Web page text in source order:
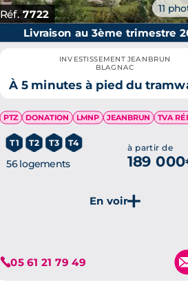
Réf.7722 11
Livraison au 3ème trimestre
INVESTISSEMENT JEANBRUN
BLAGNAC
À 5 minutes à pied du
PTZ DONATION LMNP JEANBRUN TVA
T1 T2 T3 T4
56 logements
à partir de
189
05 61 21 79 49